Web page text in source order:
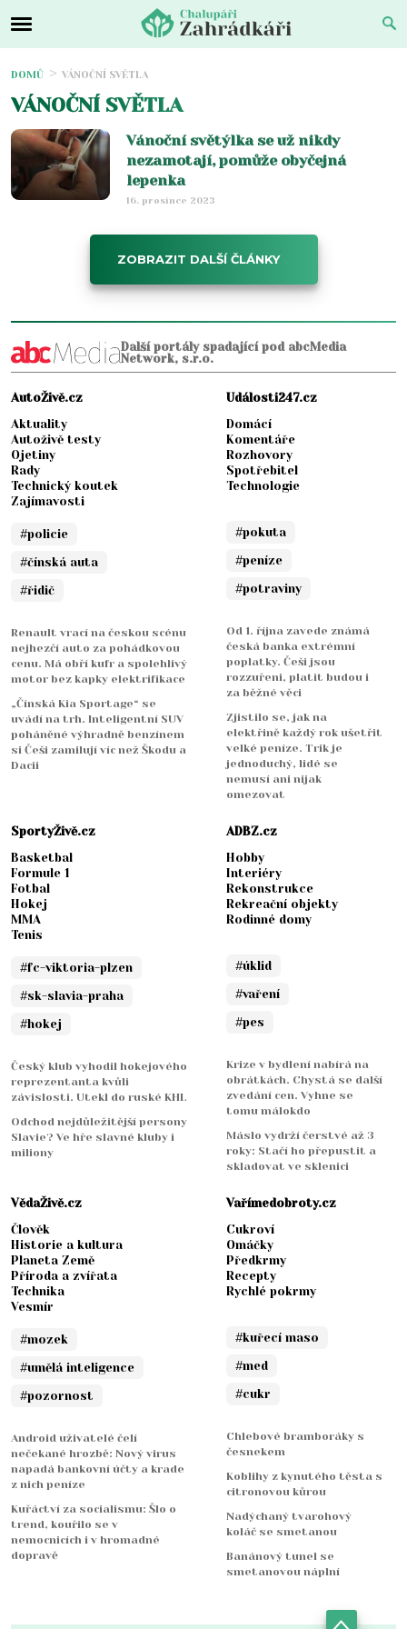
DOMŮ VÁNOČNÍ SVĚTLA
VÁNOČNÍ SVĚTLA
Vánoční světýlka se už nikdy
nezamotají, pomůže obyčejná
lepenka
16. prosince 2023
ZOBRAZIT DALŠÍ ČLÁNKY
Další portály spadající pod abcMedia
Network, s.r.o.
AutoŽivě.cz
Aktuality
Autoživě testy
Ojetiny
Rady
Technický koutek
Zajímavosti
#policie
#čínská auta
#řidič
Renault vrací na českou scénu
nejhezčí auto za pohádkovou
cenu. Má obří kufr a spolehlivý
motor bez kapky elektrifikace
„Čínská Kia Sportage“ se
uvádí na trh. Inteligentní SUV
poháněné výhradně benzínem
si Češi zamilují víc než Škodu a
Dacii
Události247.cz
Domácí
Komentáře
Rozhovory
Spotřebitel
Technologie
#pokuta
#peníze
#potraviny
Od 1. října zavede známá
česká banka extrémní
poplatky. Češi jsou
rozzuřeni, platit budou i
za běžné věci
Zjistilo se, jak na
elektřině každý rok ušetřit
velké peníze. Trik je
jednoduchý, lidé se
nemusí ani nijak
omezovat
SportyŽivě.cz
Basketbal
Formule 1
Fotbal
Hokej
MMA
Tenis
#fc-viktoria-plzen
#sk-slavia-praha
#hokej
Český klub vyhodil hokejového
reprezentanta kvůli
závislosti. Utekl do ruské KHL
Odchod nejdůležitější persony
Slavie? Ve hře slavné kluby i
miliony
ADBZ.cz
Hobby
Interiéry
Rekonstrukce
Rekreační objekty
Rodinné domy
#úklid
#vaření
#pes
Krize v bydlení nabírá na
obrátkách. Chystá se další
zvedání cen. Vyhne se
tomu málokdo
Máslo vydrží čerstvé až 3
roky: Stačí ho přepustit a
skladovat ve sklenici
VědaŽivě.cz
Člověk
Historie a kultura
Planeta Země
Příroda a zvířata
Technika
Vesmír
#mozek
#umělá inteligence
#pozornost
Android uživatelé čelí
nečekané hrozbě: Nový virus
napadá bankovní účty a krade
z nich peníze
Kuřáctví za socialismu: Šlo o
trend, kouřilo se v
nemocnicích i v hromadné
dopravě
Vařímedobroty.cz
Cukroví
Omáčky
Předkrmy
Recepty
Rychlé pokrmy
#kuřecí maso
#med
#cukr
Chlebové bramboráky s
česnekem
Koblihy z kynutého těsta s
citronovou kůrou
Nadýchaný tvarohový
koláč se smetanou
Banánový tunel se
smetanovou náplní